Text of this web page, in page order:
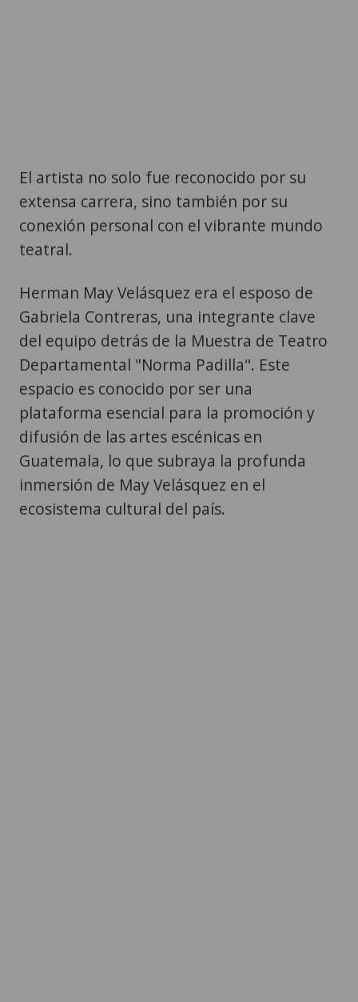
El artista no solo fue reconocido por su
extensa carrera, sino también por su
conexión personal con el vibrante mundo
teatral.
Herman May Velásquez era el esposo de
Gabriela Contreras, una integrante clave
del equipo detrás de la Muestra de Teatro
Departamental "Norma Padilla". Este
espacio es conocido por ser una
plataforma esencial para la promoción y
difusión de las artes escénicas en
Guatemala, lo que subraya la profunda
inmersión de May Velásquez en el
ecosistema cultural del país.